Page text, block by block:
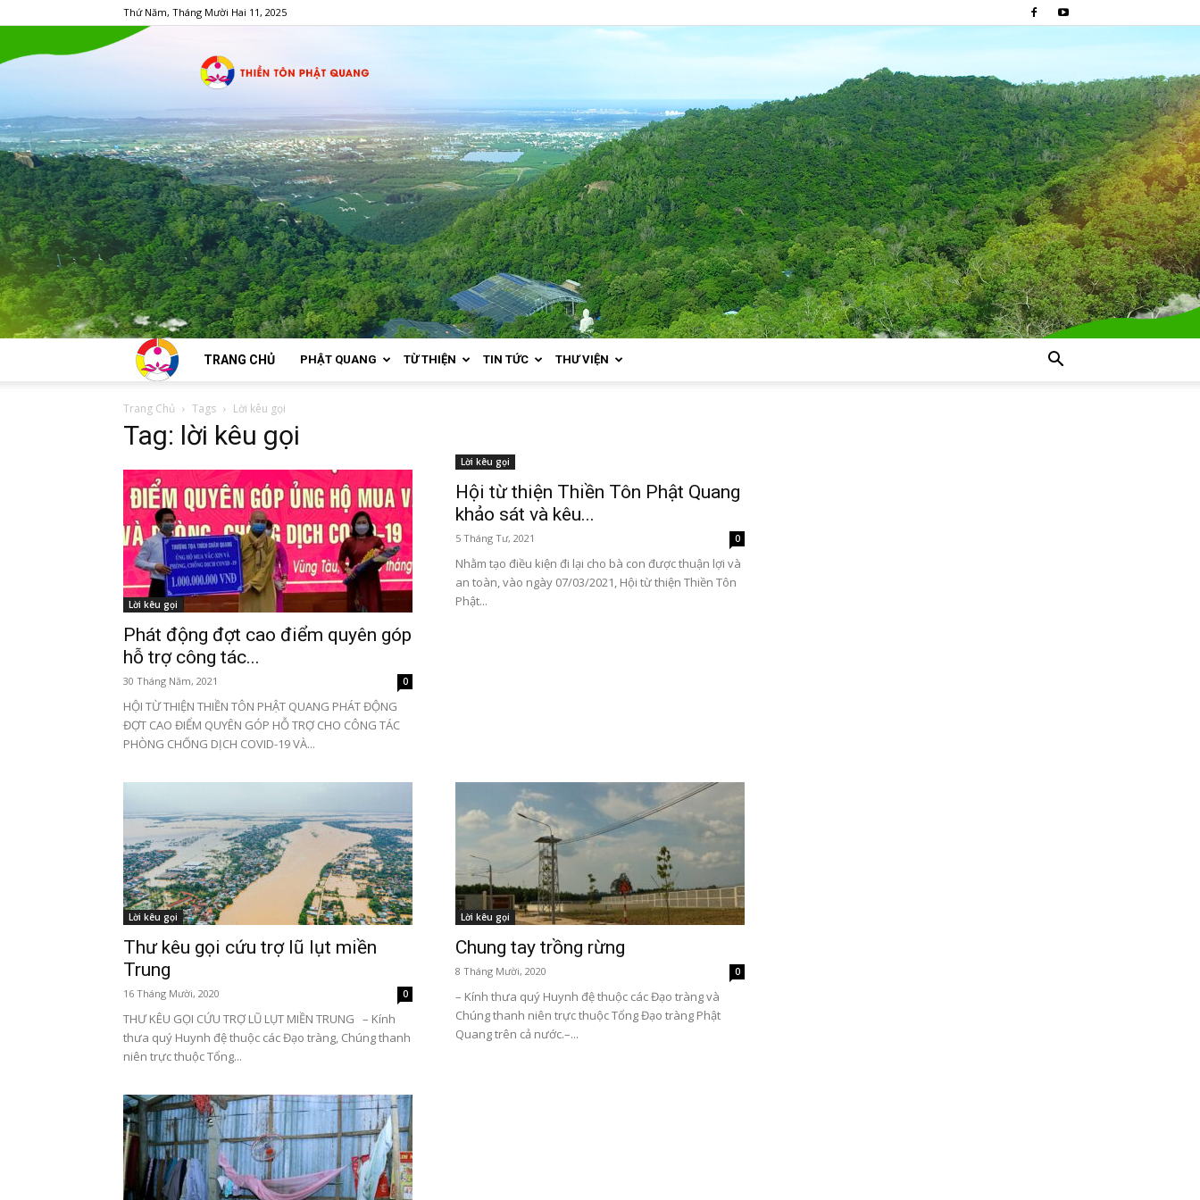
Thứ Năm, Tháng Mười Hai 11, 2025
TRANG CHỦ PHẬT QUANG TỪ THIỆN TIN TỨC THƯ VIỆN
Trang Chủ Tags Lời kêu gọi
Tag: lời kêu gọi
Lời kêu gọi
Phát động đợt cao điểm quyên góp
hỗ trợ công tác...
30 Tháng Năm, 2021 0
HỘI TỪ THIỆN THIỀN TÔN PHẬT QUANG PHÁT ĐỘNG
ĐỢT CAO ĐIỂM QUYÊN GÓP HỖ TRỢ CHO CÔNG TÁC
PHÒNG CHỐNG DỊCH COVID-19 VÀ...
Lời kêu gọi
Hội từ thiện Thiền Tôn Phật Quang
khảo sát và kêu...
5 Tháng Tư, 2021 0
Nhằm tạo điều kiện đi lại cho bà con được thuận lợi và
an toàn, vào ngày 07/03/2021, Hội từ thiện Thiền Tôn
Phật...
Lời kêu gọi
Thư kêu gọi cứu trợ lũ lụt miền
Trung
16 Tháng Mười, 2020 0
THƯ KÊU GỌI CỨU TRỢ LŨ LỤT MIỀN TRUNG – Kính
thưa quý Huynh đệ thuộc các Đạo tràng, Chúng thanh
niên trực thuộc Tổng...
Lời kêu gọi
Chung tay trồng rừng
8 Tháng Mười, 2020 0
– Kính thưa quý Huynh đệ thuộc các Đạo tràng và
Chúng thanh niên trực thuộc Tổng Đạo tràng Phật
Quang trên cả nước.–...